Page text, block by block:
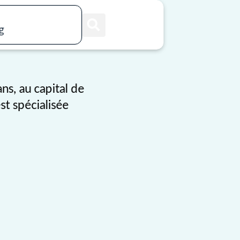
au capital de
spécialisée